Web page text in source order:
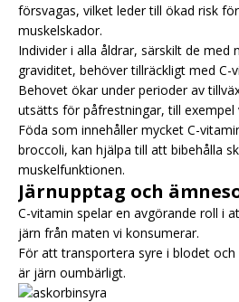
försvagas, vilket leder till ökad risk
muskelskador.
Individer i alla åldrar, särskilt de med
graviditet, behöver tillräckligt med C-
Behovet ökar under perioder av
utsätts för påfrestningar, till exempel
Föda som innehåller mycket C-
broccoli, kan hjälpa till att bibehålla
muskelfunktionen.
Järnupptag och
C-vitamin spelar en avgörande roll i
järn från maten vi konsumerar.
För att transportera syre i blodet
är järn oumbärligt.